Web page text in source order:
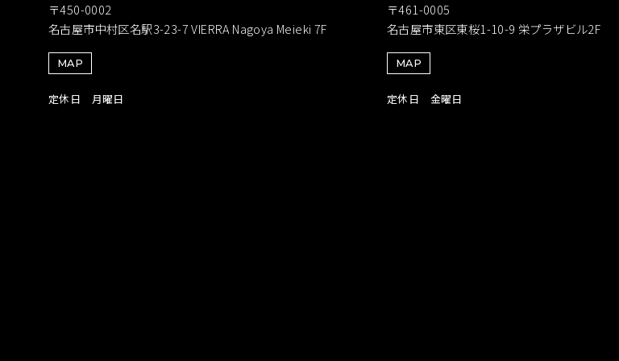
〒450-0002
名古屋市中村区名駅3-23-7 VIERRA Nagoya Meieki 7F
MAP
定休日 月曜日
〒461-0005
名古屋市東区東桜1-10-9 栄プラザビル2F
MAP
定休日 金曜日